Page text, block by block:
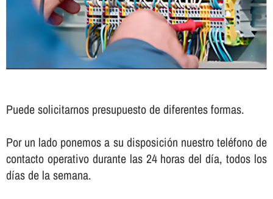
Puede solicitarnos presupuesto de diferentes formas.
Por un lado ponemos a su disposición nuestro teléfono de
contacto operativo durante las 24 horas del dí­a, todos los
dí­as de la semana.